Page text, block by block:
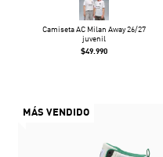
Camiseta AC Milan Away 26/27
juvenil
$49.990
MÁS VENDIDO